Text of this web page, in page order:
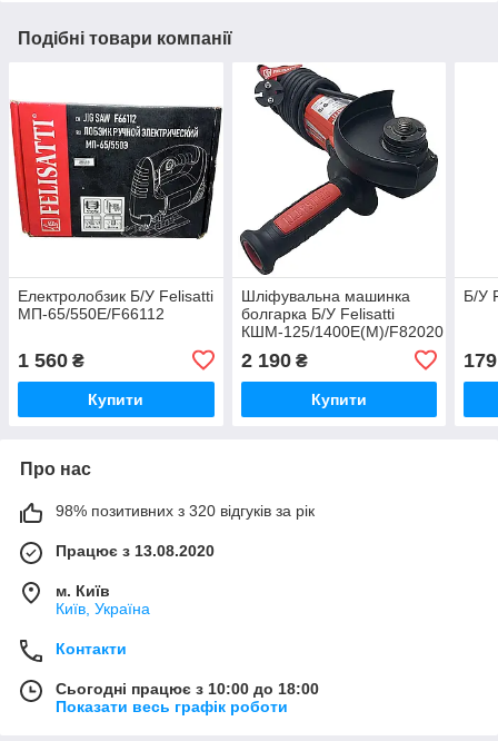
Подібні товари компанії
Електролобзик Б/У Felisatti
МП-65/550Е/F66112
1 560 ₴
Купити
Шліфувальна машинка
болгарка Б/У Felisatti
КШМ-125/1400Е(М)/F82020
2 190₴
Купити
Б/У
179
Про нас
98% позитивних з 320 відгуків за рік
Працює з 13.08.2020
м. Київ
Київ, Україна
Контакти
Сьогодні працює з 10:00 до 18:00
Показати весь графік роботи